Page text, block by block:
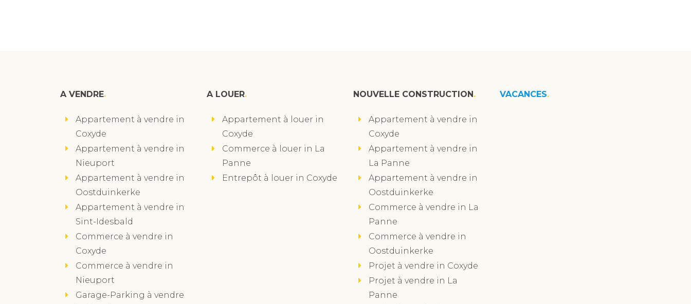
A VENDRE
Appartement à vendre in
Coxyde
Appartement à vendre in
Nieuport
Appartement à vendre in
Oostduinkerke
Appartement à vendre in
Sint-Idesbald
Commerce à vendre in
Coxyde
Commerce à vendre in
Nieuport
Garage-Parking à vendre
A LOUER
Appartement à louer in
Coxyde
Commerce à louer in La
Panne
Entrepôt à louer in Coxyde
NOUVELLE CONSTRUCTION
Appartement à vendre in
Coxyde
Appartement à vendre in
La Panne
Appartement à vendre in
Oostduinkerke
Commerce à vendre in La
Panne
Commerce à vendre in
Oostduinkerke
Projet à vendre in Coxyde
Projet à vendre in La
Panne
VACANCES